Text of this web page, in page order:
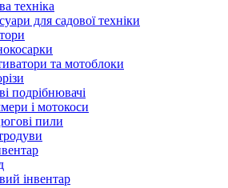
техніка
для садової техніки
та мотоблоки
подрібнювачі
і мотокоси
пили
інвентар